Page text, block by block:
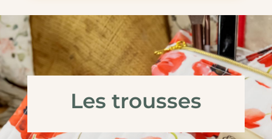
Les trousses